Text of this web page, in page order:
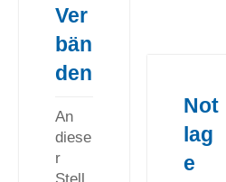
Ver
bän
den
An
diese
r
Not
lag
e